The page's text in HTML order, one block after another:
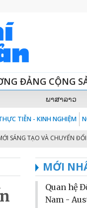
ĐẢNG CỘNG
ພາສາລາວ
TIỄN - KINH NGHIỆM
TẠO VÀ CHUYỂN ĐỔI
MỚI
Quan hệ
Nam -